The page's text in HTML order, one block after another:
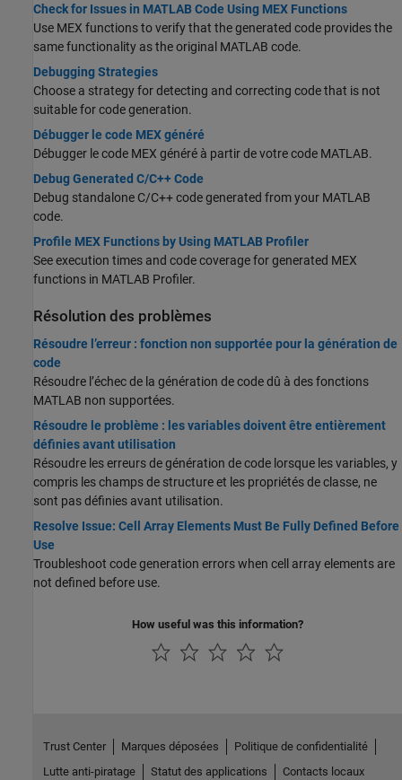
Check for Issues in MATLAB Code Using MEX Functions
Use MEX functions to verify that the generated code provides the
same functionality as the original MATLAB code.
Debugging Strategies
Choose a strategy for detecting and correcting code that is not
suitable for code generation.
Débugger le code MEX généré
Débugger le code MEX généré à partir de votre code MATLAB.
Debug Generated C/C++ Code
Debug standalone C/C++ code generated from your MATLAB
code.
Profile MEX Functions by Using MATLAB Profiler
See execution times and code coverage for generated MEX
functions in MATLAB Profiler.
Résolution des problèmes
Résoudre l’erreur : fonction non supportée pour la génération de
code
Résoudre l’échec de la génération de code dû à des fonctions
MATLAB non supportées.
Résoudre le problème : les variables doivent être entièrement
définies avant utilisation
Résoudre les erreurs de génération de code lorsque les variables, y
compris les champs de structure et les propriétés de classe, ne
sont pas définies avant utilisation.
Resolve Issue: Cell Array Elements Must Be Fully Defined Before
Use
Troubleshoot code generation errors when cell array elements are
not defined before use.
How useful was this information?
Trust Center Marques déposées
Politique de confidentialité
Lutte anti-piratage
Statut des applications Contacts locaux